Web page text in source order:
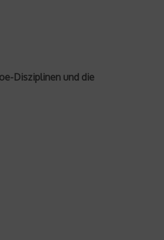
Disziplinen und die